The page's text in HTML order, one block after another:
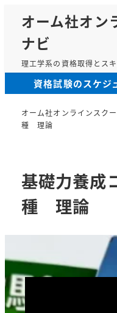
ン
オーム社オン
ナビ
理工学系の資格取得とス
資格試験のスケジ
オーム社オンラインスク
種 理論
基礎力養
種 理論